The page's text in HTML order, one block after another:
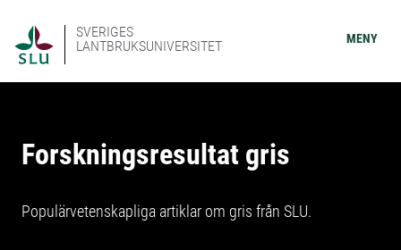
SVERIGES
LANTBRUKSUNIVERSITET
MENY
Forskningsresultat gris
Populärvetenskapliga artiklar om gris från SLU.